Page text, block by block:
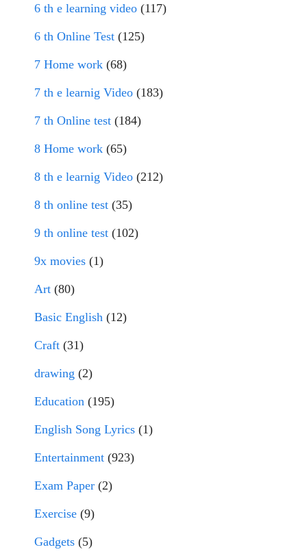
6 th e learning video (117)
6 th Online Test (125)
7 Home work (68)
7 th e learnig Video (183)
7 th Online test (184)
8 Home work (65)
8 th e learnig Video (212)
8 th online test (35)
9 th online test (102)
9x movies (1)
Art (80)
Basic English (12)
Craft (31)
drawing (2)
Education (195)
English Song Lyrics (1)
Entertainment (923)
Exam Paper (2)
Exercise (9)
Gadgets (5)